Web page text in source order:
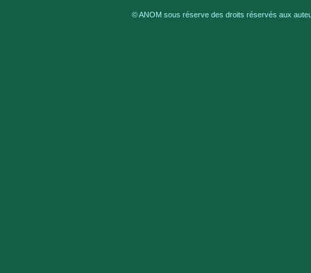
© ANOM sous réserve des droits réservés aux